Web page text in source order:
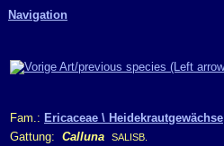
Navigation
Fam.: Ericaceae \ Heidekrautgewächse
Gattung: Calluna SALISB.